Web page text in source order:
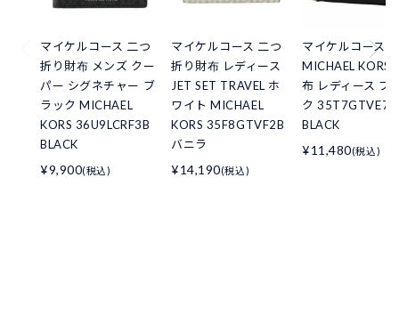
マイケルコース 二つ
折り財布 メンズ クー
パー シグネチャー ブ
ラック MICHAEL
KORS 36U9LCRF3B
BLACK
¥9,900(税込)
マイケルコース 二つ
折り財布 レディース
JET SET TRAVEL ホ
ワイト MICHAEL
KORS 35F8GTVF2B
バニラ
¥14,190(税込)
マイケルコース
MICHAEL KORS
布 レディース ブ
ク 35T7GTVE7L
BLACK
¥11,480(税込)